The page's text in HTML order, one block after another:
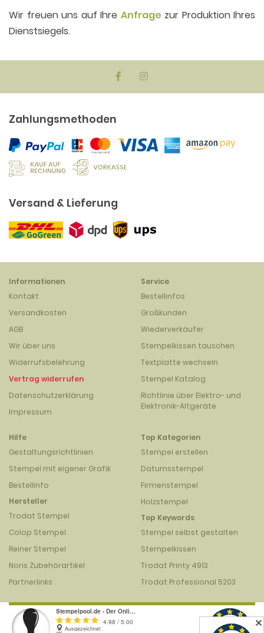
Wir freuen uns auf Ihre Anfrage zur Produktion Ihres
Dienstsiegels.
Zahlungsmethoden
Versand & Lieferung
Informationen
Kontakt
Versandkosten
AGB
Wir über uns
Widerrufsbelehrung
Vertrag widerrufen
Datenschutzerklärung
Impressum
Service
Bestellinfos
Großkunden
Wiederverkäufer
Stempelkissen tauschen
Textplatte wechseln
Stempel Katalog
Richtlinie über Elektro- und
Elektronik-Altgeräte
Hilfe
Gestaltungsrichtlinien
Stempel mit eigener Grafik
Bestellinfo
Hersteller
Trodat Stempel
Colop Stempel
Reiner Stempel
Noris Zubehörartikel
Partnerlinks
Top Kategorien
Stempel erstellen
Datumsstempel
Firmenstempel
Holzstempel
Top Keywords
Stempel selbst gestalten
Stempelkissen
Trodat Printy 4913
Trodat Professional 5203
✕